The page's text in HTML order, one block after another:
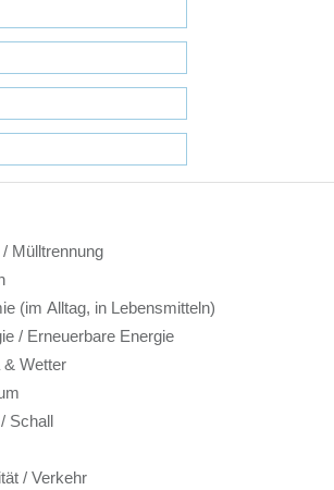
Mülltrennung
(im Alltag, in Lebensmitteln)
/ Erneuerbare Energie
& Wetter
Schall
/ Verkehr